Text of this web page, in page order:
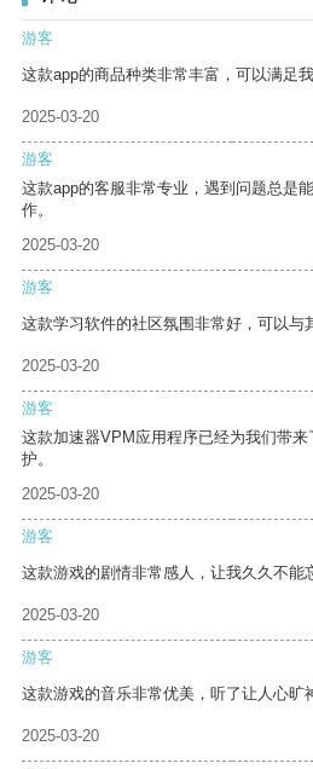
游客
这款app的商品种类非常丰富，可以满足
2025-03-20
游客
这款app的客服非常专业，遇到问题总是
作。
2025-03-20
游客
这款学习软件的社区氛围非常好，可以与
2025-03-20
游客
这款加速器VPM应用程序已经为我们带
护。
2025-03-20
游客
这款游戏的剧情非常感人，让我久久不能
2025-03-20
游客
这款游戏的音乐非常优美，听了让人心旷
2025-03-20